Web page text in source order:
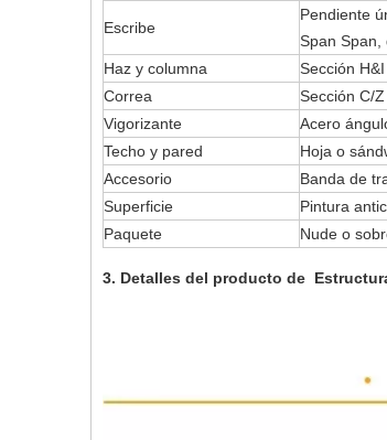
Escribe
Pendiente
Span Span,
Haz y columna
Sección
Correa
Sección C/
Vigorizante
Acero
Techo y pared
Hoja o
Accesorio
Banda de
Superficie
Pintura
Paquete
Nude o
3. Detalles del producto de